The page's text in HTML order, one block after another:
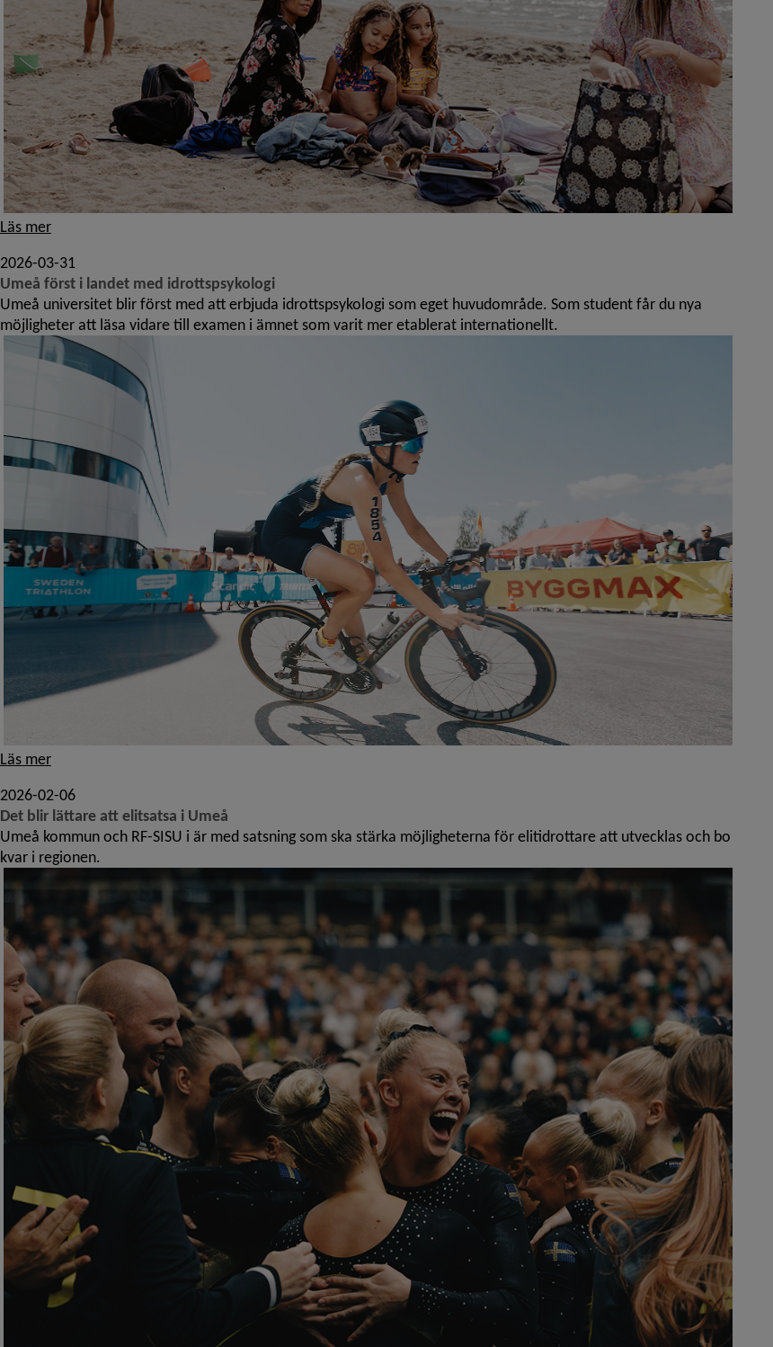
Läs mer
2026-03-31
Umeå först i landet med idrottspsykologi
Umeå universitet blir först med att erbjuda idrottspsykologi som eget huvudområde. Som student får du nya
möjligheter att läsa vidare till examen i ämnet som varit mer etablerat internationellt.
Läs mer
2026-02-06
Det blir lättare att elitsatsa i Umeå
Umeå kommun och RF-SISU i är med satsning som ska stärka möjligheterna för elitidrottare att utvecklas och bo
kvar i regionen.